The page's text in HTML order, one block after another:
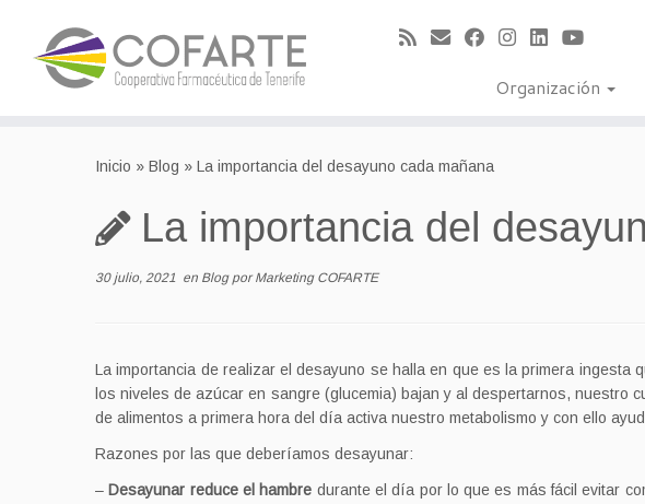
Organización
Inicio » Blog » La importancia del desayuno cada mañana
La importancia del
30 julio, 2021 en Blog porMarketing COFARTE
La importancia de realizar el desayuno se halla en que es la primera
los niveles de azúcar en sangre (glucemia) bajan y al despertarnos,
de alimentos a primera hora del día activa nuestro metabolismo y con ello
Razones por las que deberíamos desayunar:
– Desayunar reduce el hambre durante el día por lo que es más fácil evitar